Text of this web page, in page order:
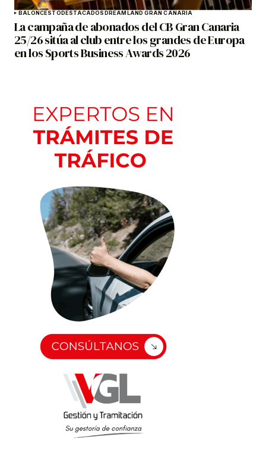
BALONCESTODESTACADOSDREAMLAND GRAN CANARIA
La campaña de abonados del CB Gran Canaria
25/26 sitúa al club entre los grandes de Europa
en los Sports Business Awards 2026